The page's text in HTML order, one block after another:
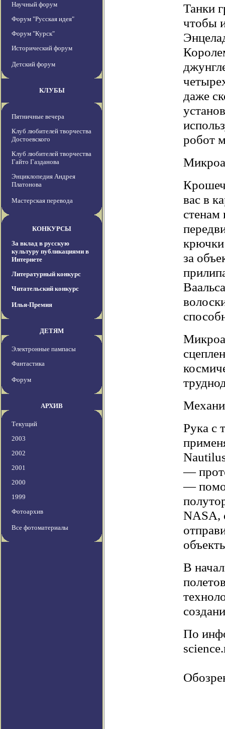
Научный форум
Форум "Русская идея"
Форум "Курск"
Исторический форум
Детский форум
КЛУБЫ
Пятничные вечера
Клуб любителей творчества
Достоевского
Клуб любителей творчества
Гайто Газданова
Энциклопедия Андрея
Платонова
Мастерская перевода
КОНКУРСЫ
За вклад в русскую
культуру публикациями в
Интернете
Литературный конкурс
Читательский конкурс
Илья-Премия
ДЕТЯМ
Электронные пампасы
Фантастика
Форум
АРХИВ
Текущий
2003
2002
2001
2000
1999
Фотоархив
Все фотоматериалы
Танки
чтобы
даже
робот
вас в
стенам
крючки
за
Рука с
—
—
NASA,
В
По